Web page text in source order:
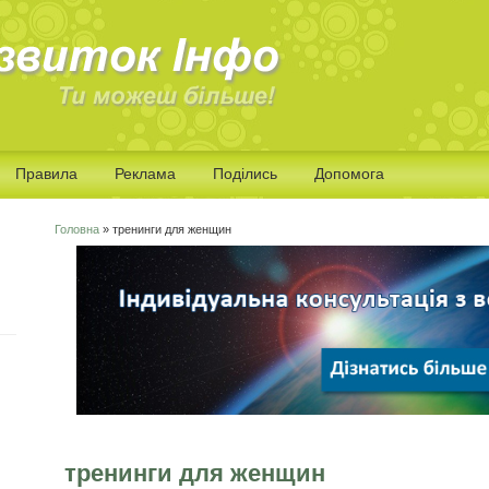
Правила Реклама Поділись Допомога
Ви є тут
Головна» тренинги для женщин
тренинги для женщин